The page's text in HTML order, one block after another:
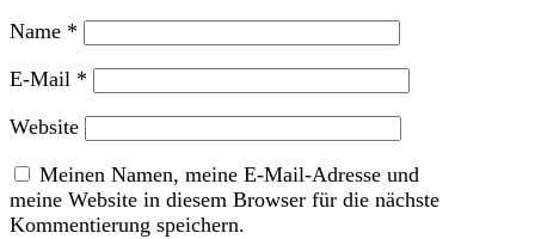
Name *
E-Mail *
Website
Meinen Namen, meine E-Mail-Adresse und
meine Website in diesem Browser für die nächste
Kommentierung speichern.